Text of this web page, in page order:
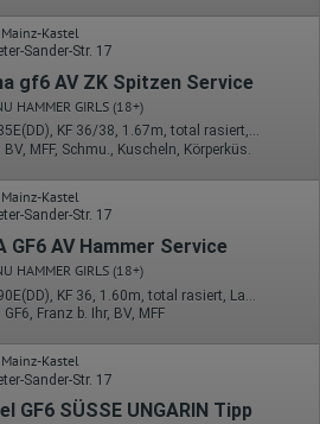
Besuchs
Kastel
Sander-Str. 17
gf6 AV ZK Spitzen Service
HAMMER GIRLS (18+)
25 Jahre, 85E(DD), KF 36/38, 1.67m, total rasiert, Latina
BV, MFF, Schmu., Kuscheln, Körperküs.
Kastel
Sander-Str. 17
GF6 AV Hammer Service
HAMMER GIRLS (18+)
GF6, Franz b. Ihr, BV, MFF
Kastel
Sander-Str. 17
GF6 SÜSSE UNGARIN Tipp